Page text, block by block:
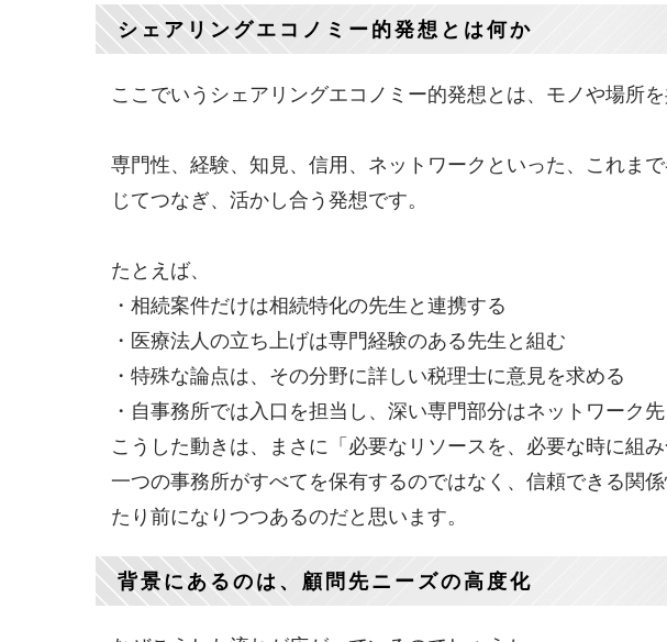
シェアリングエコノミー的発想とは何か
ここでいうシェアリングエコノミー的発想とは、モノや場所
専門性、経験、知見、信用、ネットワークといった、これま
じてつなぎ、活かし合う発想です。
たとえば、
・相続案件だけは相続特化の先生と連携する
・医療法人の立ち上げは専門経験のある先生と組む
・特殊な論点は、その分野に詳しい税理士に意見を求める
・自事務所では入口を担当し、深い専門部分はネットワーク
こうした動きは、まさに「必要なリソースを、必要な時に組み
一つの事務所がすべてを保有するのではなく、信頼できる関
たり前になりつつあるのだと思います。
背景にあるのは、顧問先ニーズの高度化